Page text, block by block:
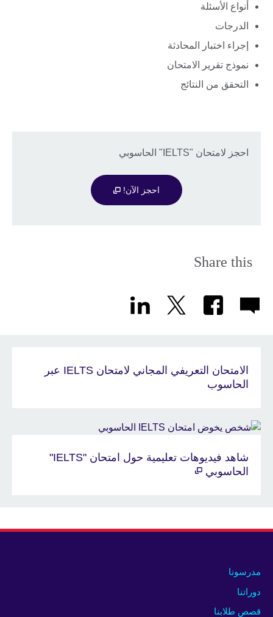
أنواع الأسئلة
الدرجات
إجراء اختبار المحادثة
نموذج تقرير الامتحان
التحقق من النتائج
احجز لامتحان "IELTS" الحاسوبي
احجز الآن!
Share this
الامتحان التعريفي المجاني لامتحان IELTS عبر
الحاسوب
شاهد فيديوهات تعليمية حول امتحان "IELTS"
الحاسوبي
مدرسونا
دوراتنا
قصص طلابنا